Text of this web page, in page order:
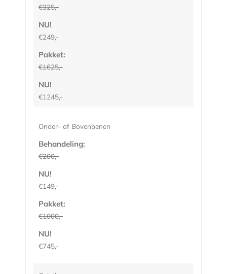
€325,-
NU!
€249,-
Pakket:
€1625,-
NU!
€1245,-
Onder- of Bovenbenen
Behandeling:
€200,-
NU!
€149,-
Pakket:
€1000,-
NU!
€745,-